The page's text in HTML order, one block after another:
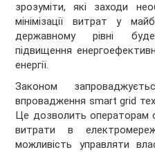
зрозуміти, які заходи
мінімізації витрат у
державному рівні
підвищення
енергії.
Законом
впровадження smart grid
Це дозволить операторам
витрати в
можливість управляти